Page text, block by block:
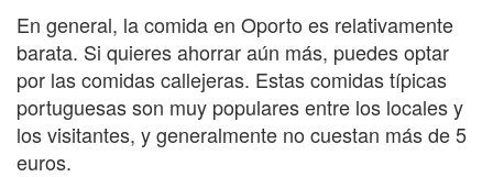
En general, la comida en Oporto es relativamente
barata. Si quieres ahorrar aún más, puedes optar
por las comidas callejeras. Estas comidas típicas
portuguesas son muy populares entre los locales y
los visitantes, y generalmente no cuestan más de 5
euros.